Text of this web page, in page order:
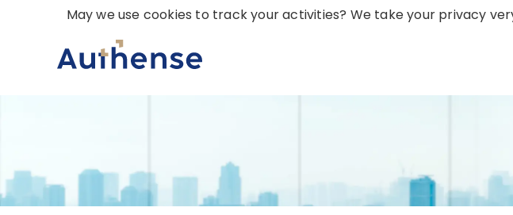
May we use cookies to track your activities? We take your privacy